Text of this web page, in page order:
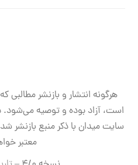
هرگونه انتشار و بازنشر مطالبی
است، آزاد بوده و توصیه می‌شود.
سایت میدان با ذکر منبع بازنشر
معتبر